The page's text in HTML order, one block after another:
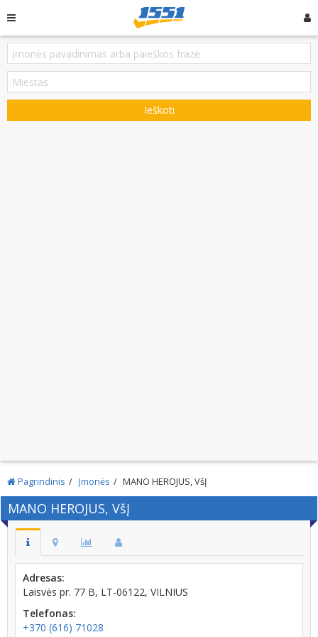
Ieškoti
Pagrindinis Įmonės MANO HEROJUS, VšĮ
MANO HEROJUS, VšĮ
Adresas:
Laisvės pr. 77 B, LT-06122, VILNIUS
Telefonas:
+370 (616) 71028